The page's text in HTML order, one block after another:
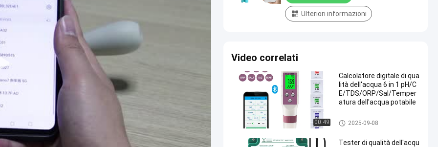
Ulteriori informazioni
Video correlati
00:49
Calcolatore digitale di qua
lità dell'acqua 6 in 1 pH/C
E/TDS/ORP/Sal/Temper
atura dell'acqua potabile
metro di qualità dell'acqua
2025-09-08
Tester di qualità dell'acqu